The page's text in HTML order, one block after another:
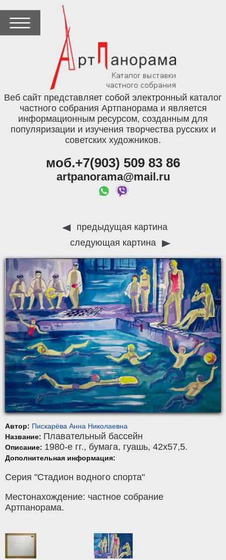
Веб сайт представляет собой электронный каталог
частного собрания Артпанорама и является
информационным ресурсом, созданным для
популяризации и изучения творчества русских и
советских художников.
моб.+7(903) 509 83 86
artpanorama@mail.ru
предыдущая картина
следующая картина
Автор: Пискарёва Анна Николаевна
Название: Плавательный бассейн
Описание: 1980-е гг., бумага, гуашь, 42x57,5.
Дополнительная информация:
Серия "Стадион водного спорта"
Местонахождение: частное собрание
Артпанорама.